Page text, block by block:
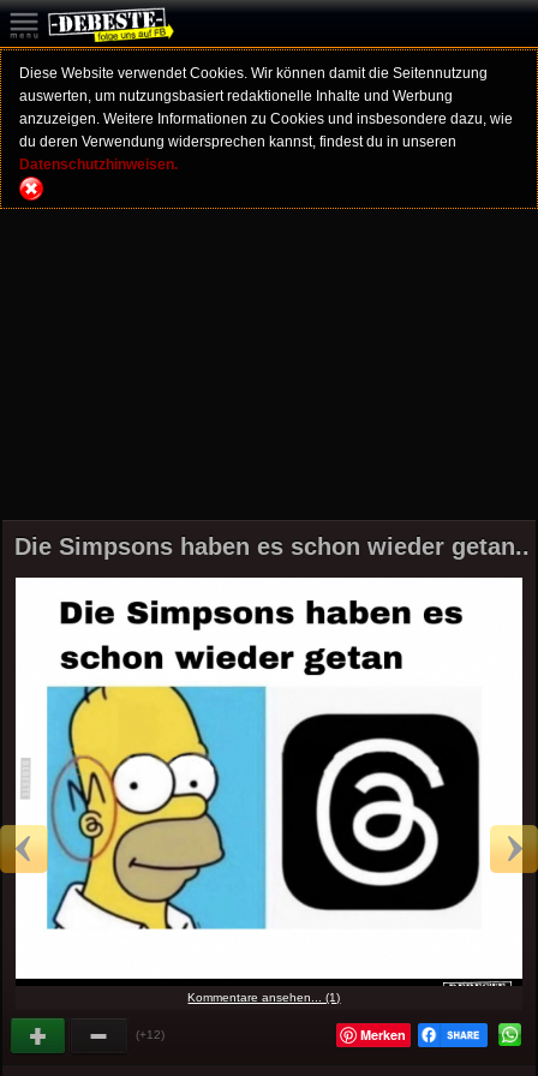
Diese Website verwendet Cookies. Wir können damit die Seitennutzung
auswerten, um nutzungsbasiert redaktionelle Inhalte und Werbung
anzuzeigen. Weitere Informationen zu Cookies und insbesondere dazu, wie
du deren Verwendung widersprechen kannst, findest du in unseren
Datenschutzhinweisen.
Die Simpsons haben es schon wieder getan..
Kommentare ansehen... (1)
(+12) Merken